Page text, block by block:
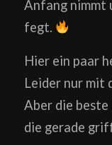
Anfang nimmt
fegt.
Hier ein paar
Leider nur mit
Aber die beste
die gerade